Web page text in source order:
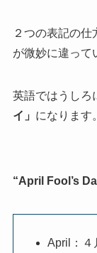
２つの表記の
が微妙に違って
英語ではうしろ
イ」 になります。
“April Fool’s
April：４